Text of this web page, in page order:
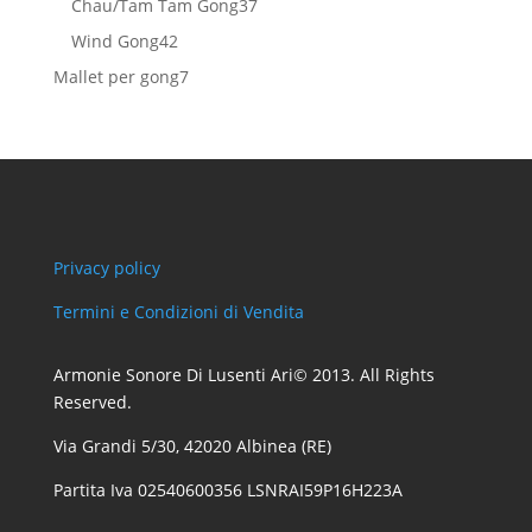
Chau/Tam Tam Gong37
Wind Gong4242
prodotti
Mallet per gong77
Privacy policy
Termini e Condizioni di Vendita
Armonie Sonore Di Lusenti Ari© 2013. All Rights
Reserved.
Via Grandi 5/30, 42020 Albinea (RE)
Partita Iva 02540600356 LSNRAI59P16H223A